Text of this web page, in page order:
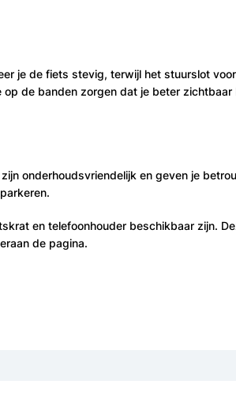
je de fiets stevig, terwijl het stuurslot
de banden zorgen dat je beter zichtbaar
onderhoudsvriendelijk en geven je
en telefoonhouder beschikbaar zijn.
de pagina.